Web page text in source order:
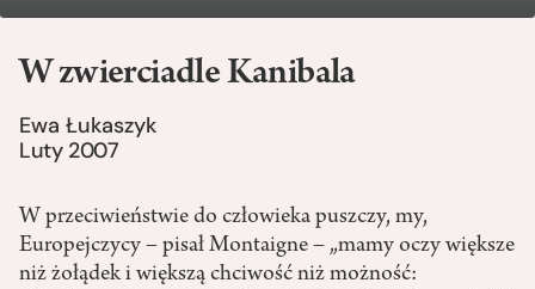
W zwierciadle Kanibala
Ewa Łukaszyk
Luty 2007
W przeciwieństwie do człowieka puszczy, my,
Europejczycy – pisał Montaigne – „mamy oczy większe
niż żołądek i większą chciwość niż możność: